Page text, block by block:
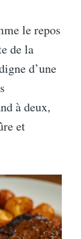
le repos
de la
d’une
à deux,
et